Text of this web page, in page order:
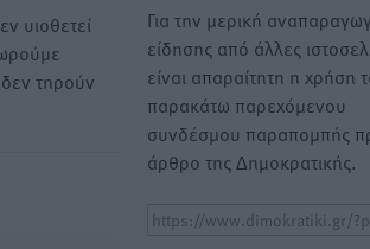
υιοθετεί
τηρούν
Για την μερική
είδησης από άλλες
είναι απαραίτητη η χρήση
παρακάτω παρεχόμενου
συνδέσμου παραπομπής
άρθρο της Δημοκρατικής.